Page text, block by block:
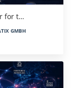
for t…
GMBH